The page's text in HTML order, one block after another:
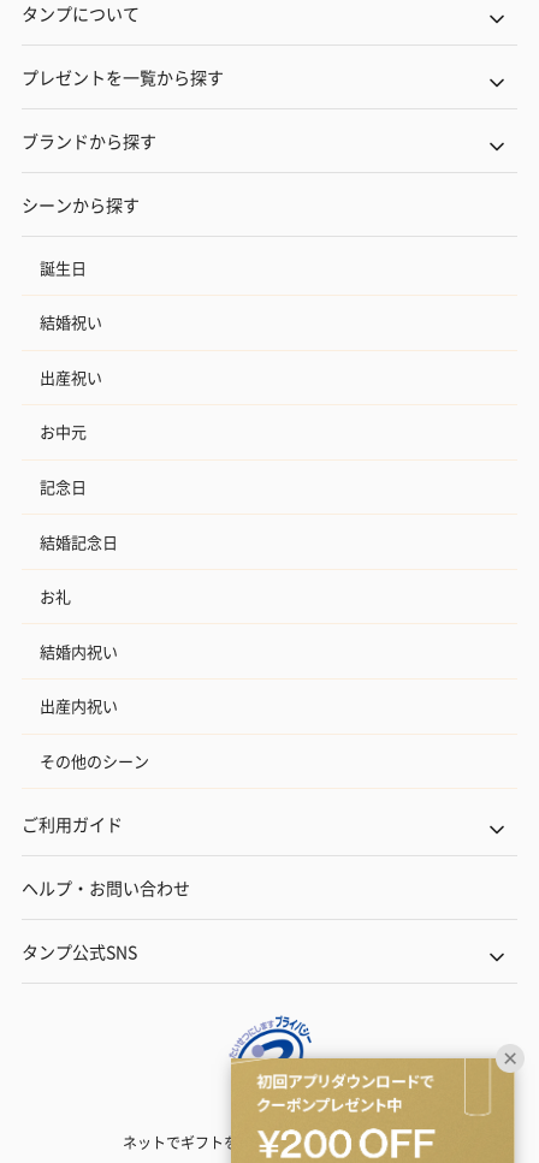
タンプについて
プレゼントを一覧から探す
ブランドから探す
シーンから探す
誕生日
結婚祝い
出産祝い
お中元
記念日
結婚記念日
お礼
結婚内祝い
出産内祝い
その他のシーン
ご利用ガイド
ヘルプ・お問い合わせ
タンプ公式SNS
ネットでギフトを贈るなら | TANP（タンプ）